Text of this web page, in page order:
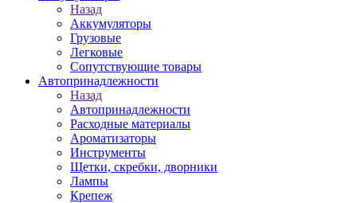
Назад
Аккумуляторы
Грузовые
Легковые
Сопутствующие товары
Автопринадлежности
Назад
Автопринадлежности
Расходные материалы
Ароматизаторы
Инструменты
Щетки, скребки, дворники
Лампы
Крепеж